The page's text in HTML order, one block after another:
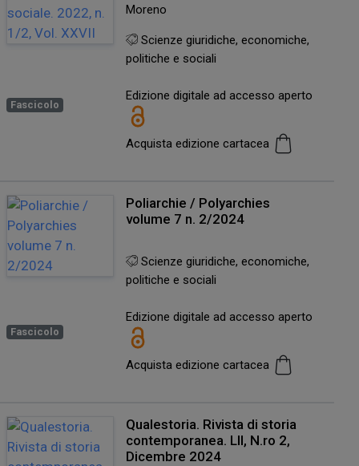
Fascicolo
Moreno
Scienze giuridiche, economiche,
politiche e sociali
Edizione digitale ad accesso aperto
Acquista edizione cartacea
Fascicolo
Poliarchie / Polyarchies
volume 7 n. 2/2024
Scienze giuridiche, economiche,
politiche e sociali
Edizione digitale ad accesso aperto
Acquista edizione cartacea
Qualestoria. Rivista di storia
contemporanea. LII, N.ro 2,
Dicembre 2024